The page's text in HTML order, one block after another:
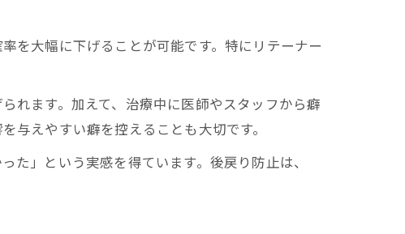
を大幅に下げることが可能です。特にリテーナー
れます。加えて、治療中に医師やスタッフから癖
与えやすい癖を控えることも大切です。
」という実感を得ています。後戻り防止は、